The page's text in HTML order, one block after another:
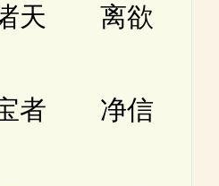
天 离欲
者 净信